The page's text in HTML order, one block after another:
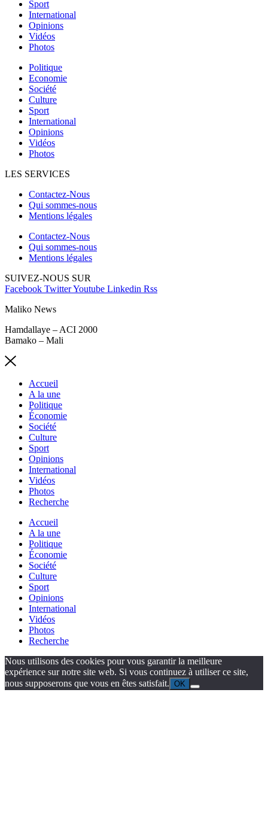
Sport
International
Opinions
Vidéos
Photos
Politique
Economie
Société
Culture
Sport
International
Opinions
Vidéos
Photos
LES SERVICES
Contactez-Nous
Qui sommes-nous
Mentions légales
Contactez-Nous
Qui sommes-nous
Mentions légales
SUIVEZ-NOUS SUR
Facebook TwitterYoutube Linkedin Rss
Maliko News
Hamdallaye – ACI 2000
Bamako – Mali
Accueil
A la une
Politique
Économie
Société
Culture
Sport
Opinions
International
Vidéos
Photos
Recherche
Accueil
A la une
Politique
Économie
Société
Culture
Sport
Opinions
International
Vidéos
Photos
Recherche
Nous utilisons des cookies pour vous garantir la meilleure
expérience sur notre site web. Si vous continuez à utiliser ce site,
nous supposerons que vous en êtes satisfait. OK